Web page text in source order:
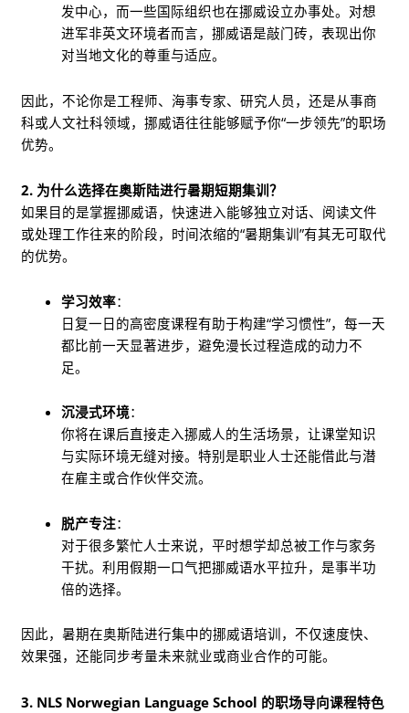
发中心，而一些国际组织也在挪威设立办事处。对想
进军非英文环境者而言，挪威语是敲门砖，表现出你
对当地文化的尊重与适应。
因此，不论你是工程师、海事专家、研究人员，还是从事商
科或人文社科领域，挪威语往往能够赋予你“一步领先”的职场
优势。
2. 为什么选择在奥斯陆进行暑期短期集训？
如果目的是掌握挪威语，快速进入能够独立对话、阅读文件
或处理工作往来的阶段，时间浓缩的“暑期集训”有其无可取代
的优势。
学习效率：
日复一日的高密度课程有助于构建“学习惯性”，每一天
都比前一天显著进步，避免漫长过程造成的动力不
足。
沉浸式环境：
你将在课后直接走入挪威人的生活场景，让课堂知识
与实际环境无缝对接。特别是职业人士还能借此与潜
在雇主或合作伙伴交流。
脱产专注：
对于很多繁忙人士来说，平时想学却总被工作与家务
干扰。利用假期一口气把挪威语水平拉升，是事半功
倍的选择。
因此，暑期在奥斯陆进行集中的挪威语培训，不仅速度快、
效果强，还能同步考量未来就业或商业合作的可能。
3. NLS Norwegian Language School 的职场导向课程特色